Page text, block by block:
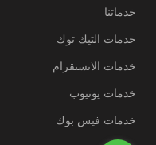
خدماتنا
خدمات التيك توك
خدمات الانستقرام
خدمات يوتيوب
خدمات فيس بوك